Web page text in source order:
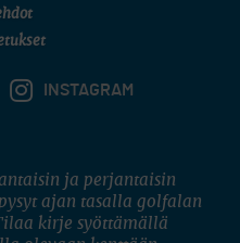
INSTAGRAM
ja perjantaisin
ajan tasalla golfalan
kirje syöttämällä